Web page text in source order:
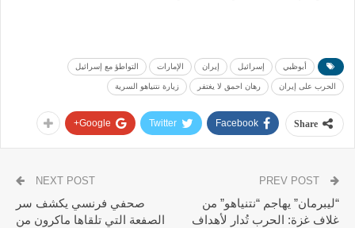
أبوظبي إسرائيل إيران الإمارات التواطؤ مع إسرائيل
الحرب على إيران رهان احمق لا يغتفر زيارة نتنياهو السرية
Share
Facebook
Twitter
Google+
“ليبرمان” يهاجم “نتنياهو” من
غلاف غزة: الحرب تُدار لأهداف
NEXT POST
صحفي فرنسي يكشف سر
الصفعة التي تلقاها ماكرون من